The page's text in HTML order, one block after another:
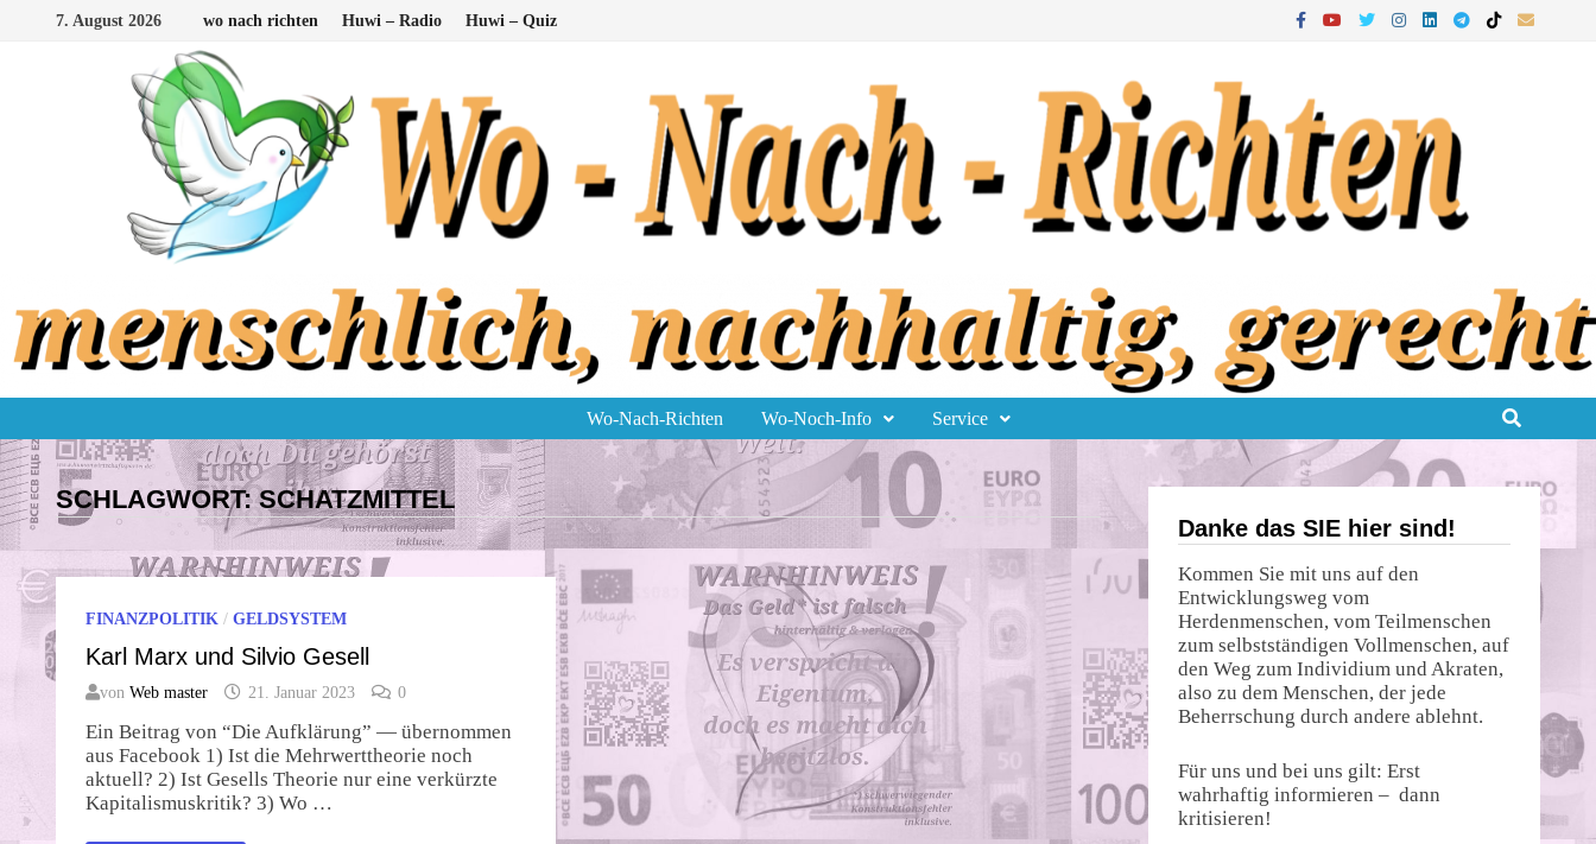
7. August 2026 wo nach richten Huwi – Radio Huwi – Quiz
Wo-Nach-Richten Wo-Noch-Info Service
SCHLAGWORT:SCHATZMITTEL
FINANZPOLITIK / GELDSYSTEM
Karl Marx und Silvio Gesell
von Web master 21. Januar 2023 0
Ein Beitrag von “Die Aufklärung” — übernommen
aus Facebook 1) Ist die Mehrwerttheorie noch
aktuell? 2) Ist Gesells Theorie nur eine verkürzte
Kapitalismuskritik? 3) Wo …
Danke das SIE hier sind!
Kommen Sie mit uns auf den
Entwicklungsweg vom
Herdenmenschen, vom Teilmenschen
zum selbstständigen Vollmenschen, auf
den Weg zum Individium und Akraten,
also zu dem Menschen, der jede
Beherrschung durch andere ablehnt.
Für uns und bei uns gilt: Erst
wahrhaftig informieren – dann
kritisieren!